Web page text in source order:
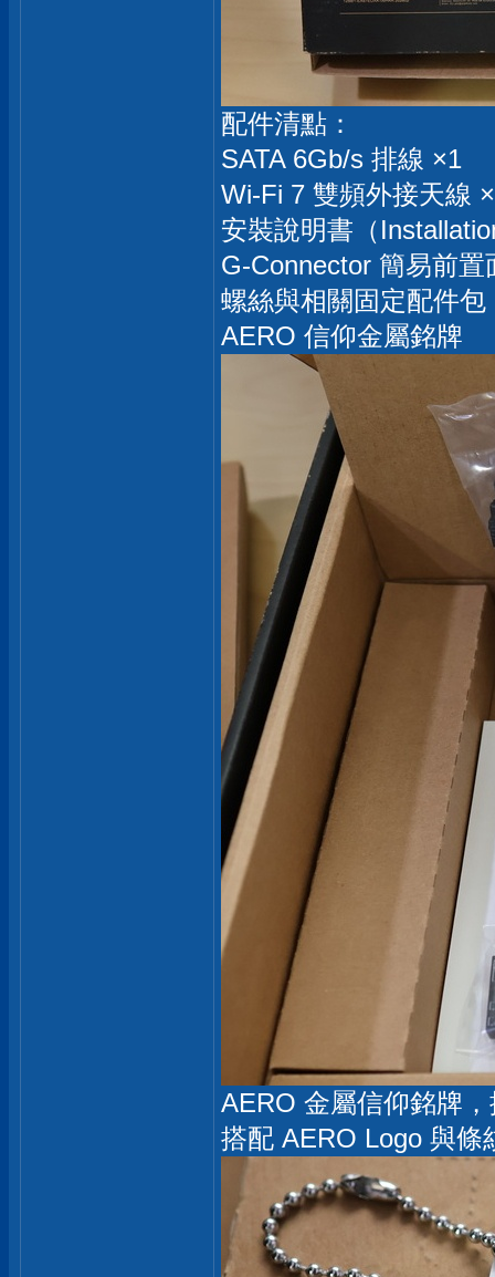
配件清點：
SATA 6Gb/s 排線 ×1
Wi-Fi 7 雙頻外接天線
安裝說明書（
G-Connector 簡易前置
螺絲與相關固定配件包
AERO 信仰金屬銘牌
AERO 金屬信仰銘牌
搭配 AERO Logo 與條